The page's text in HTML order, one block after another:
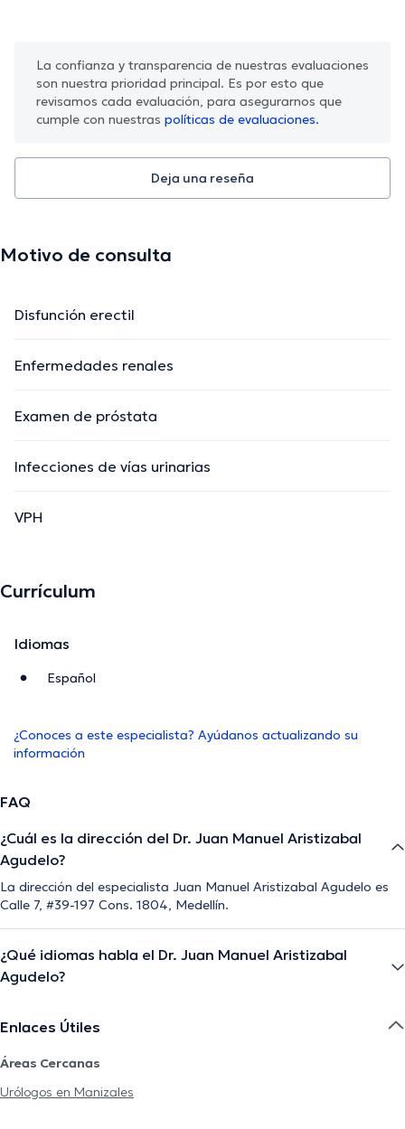
La confianza y transparencia de nuestras evaluaciones
son nuestra prioridad principal. Es por esto que
revisamos cada evaluación, para asegurarnos que
cumple con nuestras políticas de evaluaciones.
Deja una reseña
Motivo de consulta
Disfunción erectil
Enfermedades renales
Examen de próstata
Infecciones de vías urinarias
VPH
Currículum
Idiomas
Español
¿Conoces a este especialista? Ayúdanos actualizando su
información
FAQ
¿Cuál es la dirección del Dr. Juan Manuel Aristizabal
Agudelo?
La dirección del especialista Juan Manuel Aristizabal Agudelo es
Calle 7, #39-197 Cons. 1804, Medellín.
¿Qué idiomas habla el Dr. Juan Manuel Aristizabal
Agudelo?
Enlaces Útiles
Áreas Cercanas
Urólogos en Manizales